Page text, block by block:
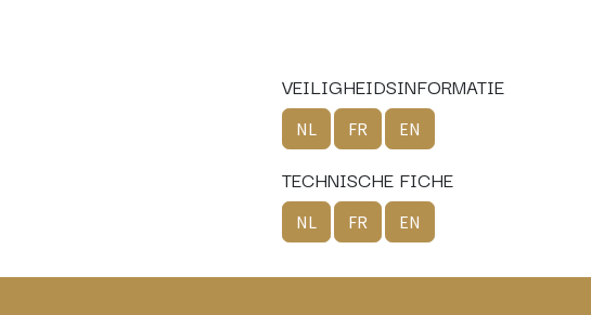
VEILIGHEIDSINFORMATIE
NL FR EN
TECHNISCHE FICHE
NL FR EN